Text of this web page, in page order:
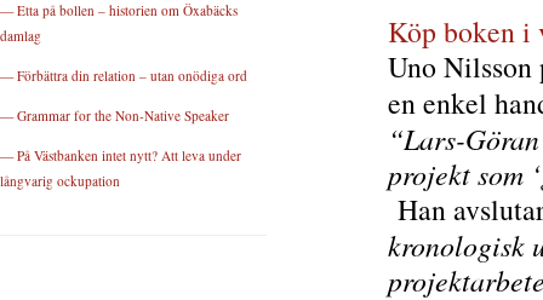
Köp boken
Uno Nilsson
en enkel
“Lars-
projekt som
Han
kronologisk
— Etta på bollen – historien om Öxabäcks
damlag
— Förbättra din relation – utan onödiga ord
— Grammar for the Non-Native Speaker
— På Västbanken intet nytt? Att leva under
långvarig ockupation